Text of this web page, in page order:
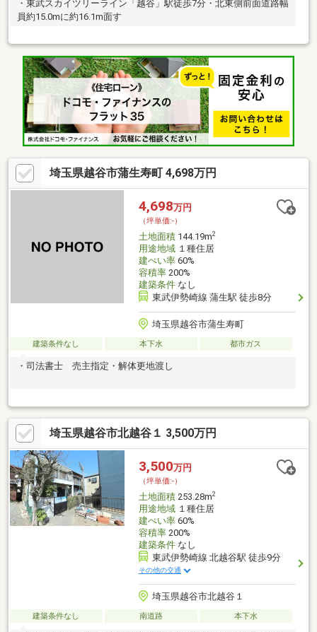
・東武スカイツリーライン「越谷」駅徒歩7分・北東側前面道路幅
員約15.0mに約16.1m面す
埼玉県越谷市蒲生寿町 4,698万円
4,698万円
（坪単価:-）
土地面積144.19m2
用途地域１種住居
建ぺい率60%
容積率200%
建築条件なし
東武伊勢崎線 蒲生駅 徒歩8分
埼玉県越谷市蒲生寿町
建築条件なし 本下水 都市ガス
・司法書士 売主指定・解体更地渡し
埼玉県越谷市北越谷１ 3,500万円
3,500万円
（坪単価:-）
土地面積253.28m2
用途地域１種住居
建ぺい率60%
容積率200%
建築条件なし
東武伊勢崎線 北越谷駅 徒歩9分
その他の交通
埼玉県越谷市北越谷１
建築条件なし 南道路 本下水